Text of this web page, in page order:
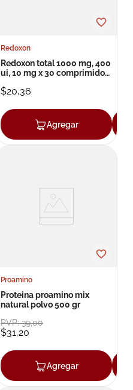
Agregar
Redoxon
Redoxon total 1000 mg, 400
ui, 10 mg x 30 comprimidos
$20,36
Agregar
Agregar
Proamino
Proteina proamino mix
natural polvo 500 gr
PVP:39,00
$31,20
Agregar